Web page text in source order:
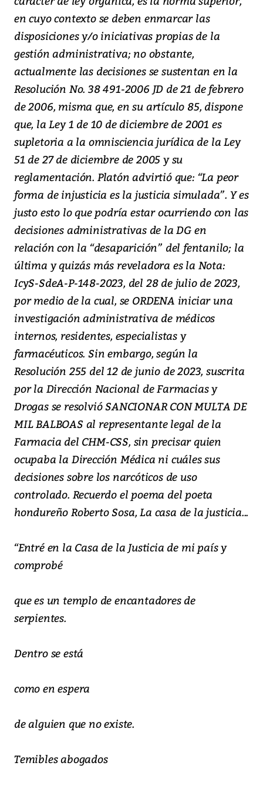
en cuyo contexto se deben enmarcar las
disposiciones y/o iniciativas propias de la
gestión administrativa; no obstante,
actualmente las decisiones se sustentan en la
Resolución No. 38 491-2006 JD de 21 de febrero
de 2006, misma que, en su artículo 85, dispone
que, la Ley 1 de 10 de diciembre de 2001 es
supletoria a la omnisciencia jurídica de la Ley
51 de 27 de diciembre de 2005 y su
reglamentación. Platón advirtió que: “La peor
forma de injusticia es la justicia simulada”. Y es
justo esto lo que podría estar ocurriendo con las
decisiones administrativas de la DG en
relación con la “desaparición” del fentanilo; la
última y quizás más reveladora es la Nota:
IcyS-SdeA-P-148-2023, del 28 de julio de 2023,
por medio de la cual, se ORDENA iniciar una
investigación administrativa de médicos
internos, residentes, especialistas y
farmacéuticos. Sin embargo, según la
Resolución 255 del 12 de junio de 2023, suscrita
por la Dirección Nacional de Farmacias y
Drogas se resolvió SANCIONAR CON MULTA DE
MIL BALBOAS al representante legal de la
Farmacia del CHM-CSS, sin precisar quien
ocupaba la Dirección Médica ni cuáles sus
decisiones sobre los narcóticos de uso
controlado. Recuerdo el poema del poeta
hondureño Roberto Sosa, La casa de la justicia...
“Entré en la Casa de la Justicia de mi país y
comprobé
que es un templo de encantadores de
serpientes.
Dentro se está
como en espera
de alguien que no existe.
Temibles abogados